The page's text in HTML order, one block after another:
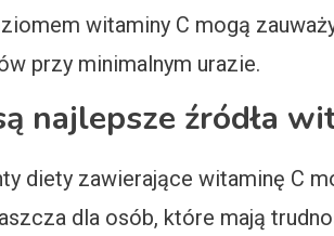
witaminy C mogą
przy minimalnym urazie.
najlepsze źródła
diety zawierające witaminę C
dla osób, które mają